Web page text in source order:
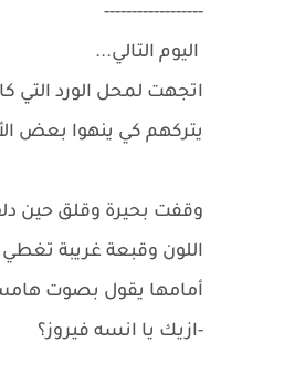
------------------
اليوم التالي...
اتجهت لمحل الورد التي
يتركهم كي ينهوا بعض
وقفت بحيرة وقلق حين
اللون وقبعة غريبة
أمامها يقول بصوت
-ازيك يا انسه فيروز؟